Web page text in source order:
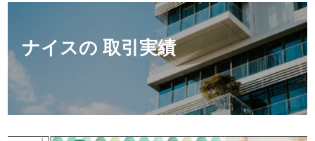
ナイスの 取引実績